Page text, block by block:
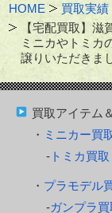
HOME 買取実績
【宅配買取】
ミニカやトミカ
譲りいただきま
買取アイテム
ミニカー買
トミカ買取
プラモデル
ガンプラ買